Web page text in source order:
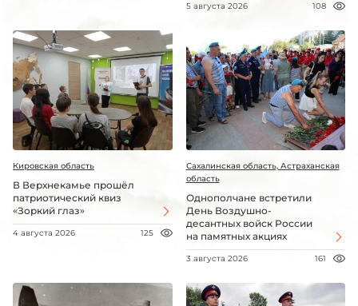
5 августа 2026 108
Кировская область
В Верхнекамье прошёл
патриотический квиз
«Зоркий глаз»
4 августа 2026 125
Сахалинская область, Астраханская
область
Однополчане встретили
День Воздушно-
десантных войск России
на памятных акциях
3 августа 2026 161